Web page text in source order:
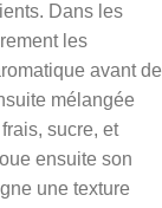
Dans les
les
avant de
mélangée
sucre, et
ensuite son
une texture